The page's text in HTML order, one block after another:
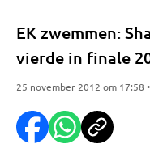
EK zwemmen:
vierde in finale
25 november 2012 om 17:58